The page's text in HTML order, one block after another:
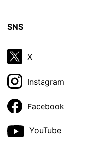
SNS
X
Instagram
Facebook
YouTube